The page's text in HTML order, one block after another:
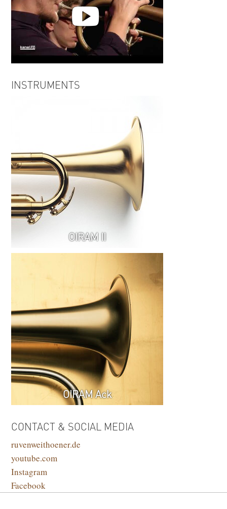
Antonio
INSTRUMENTS
OIRAM II
OIRAM Ack
CONTACT & SOCIAL MEDIA
ruvenweithoener.de
youtube.com
Instagram
Facebook